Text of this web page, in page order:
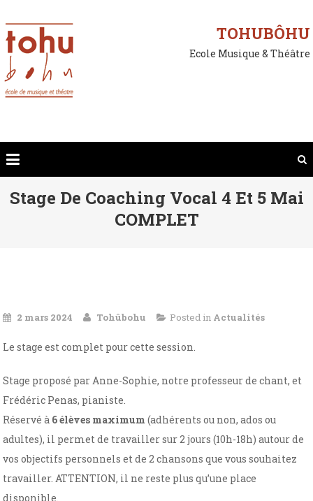
to
content
TOHUBÔHU
Ecole Musique & Théâtre
Stage De Coaching Vocal 4 Et 5 Mai
COMPLET
2 mars 2024 Tohûbohu Posted in Actualités
Le stage est complet pour cette session.
Stage proposé par Anne-Sophie, notre professeur de chant, et
Frédéric Penas, pianiste.
Réservé à 6 élèves maximum (adhérents ou non, ados ou
adultes), il permet de travailler sur 2 jours (10h-18h) autour de
vos objectifs personnels et de 2 chansons que vous souhaitez
travailler. ATTENTION, il ne reste plus qu’une place
disponible.